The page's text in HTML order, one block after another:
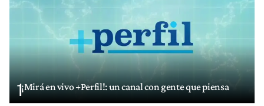
1¡Mirá en vivo +Perfil!: un canal con gente que piensa